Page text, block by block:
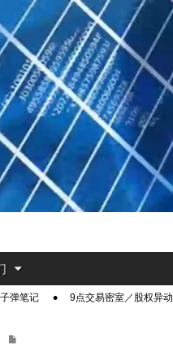
弹笔记 9点交易密室／股权异动